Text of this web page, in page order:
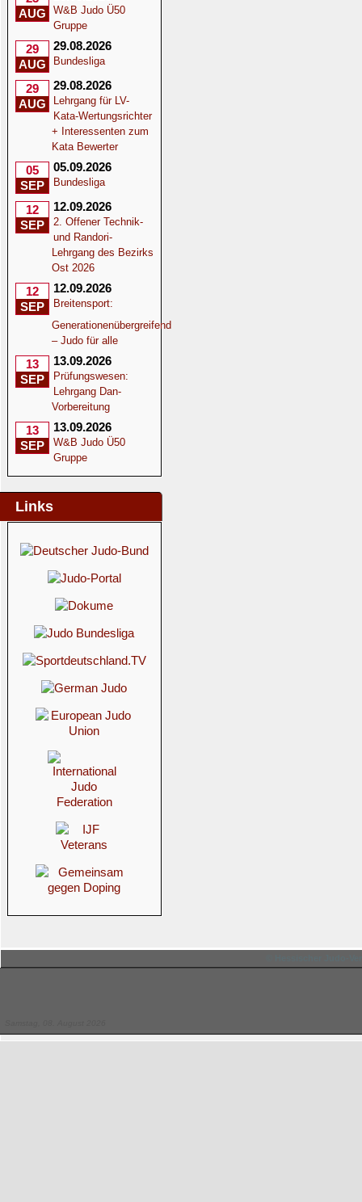
AUG
W&B Judo Ü50
Gruppe
29
AUG
29.08.2026
Bundesliga
29
AUG
29.08.2026
Lehrgang für LV-
Kata-Wertungsrichter
+ Interessenten zum
Kata Bewerter
05
SEP
05.09.2026
Bundesliga
12
SEP
12.09.2026
2. Offener Technik-
und Randori-
Lehrgang des Bezirks
Ost 2026
12
SEP
12.09.2026
Breitensport:
Generationenübergreifend
– Judo für alle
13
SEP
13.09.2026
Prüfungswesen:
Lehrgang Dan-
Vorbereitung
13
SEP
13.09.2026
W&B Judo Ü50
Gruppe
Links